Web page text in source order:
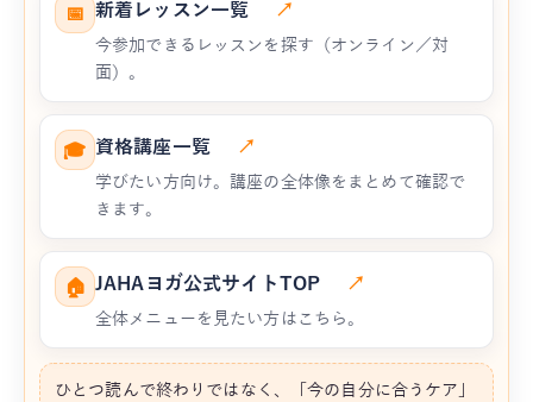
📅 新着レッスン一覧 ↗
今参加できるレッスンを探す（オンライン／対
面）。
🎓 資格講座一覧 ↗
学びたい方向け。講座の全体像をまとめて確認で
きます。
🏠 JAHAヨガ公式サイトTOP ↗
全体メニューを見たい方はこちら。
ひとつ読んで終わりではなく、「今の自分に合うケア」